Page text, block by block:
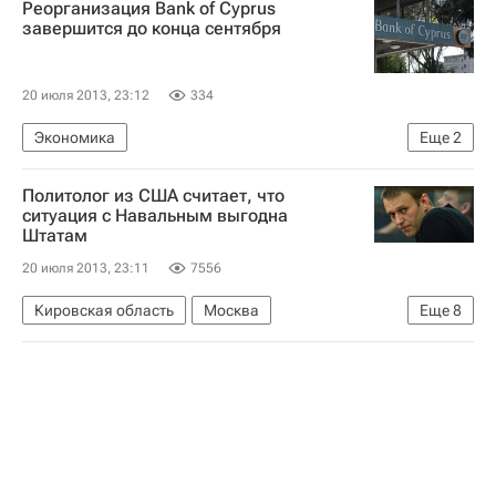
Реорганизация Bank of Cyprus
завершится до конца сентября
20 июля 2013, 23:12 334
Еще2
Экономика
Меры, принимаемые Грецией для получения финподдержки ЕС
Bank of Cyprus
Политолог из США считает, что
ситуация с Навальным выгодна
Штатам
20 июля 2013, 23:11 7556
Еще8
Кировская область
Москва
Происшествия
В мире